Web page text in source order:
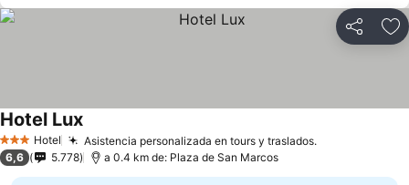
Compartir
3 Estrellas
Hotel Asistencia personalizada en tours y traslados.
Hotel Lux
6,6 5.778 a 0.4 km de: Plaza de San Marcos